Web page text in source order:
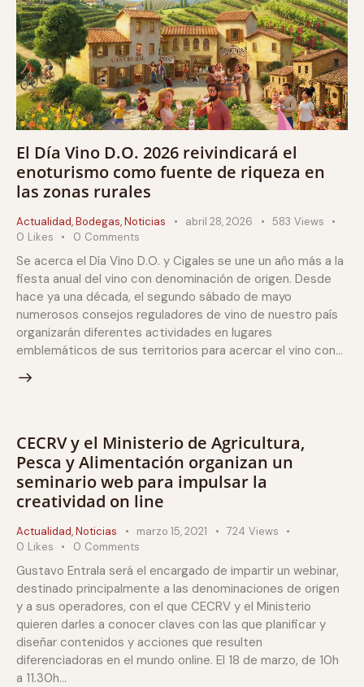
El Día Vino D.O. 2026 reivindicará el
enoturismo como fuente de riqueza en
las zonas rurales
Actualidad,Bodegas,Noticias abril 28, 2026 583 Views
0 Likes 0 Comments
Se acerca el Día Vino D.O. y Cigales se une un año más a la
fiesta anual del vino con denominación de origen. Desde
hace ya una década, el segundo sábado de mayo
numerosos consejos reguladores de vino de nuestro país
organizarán diferentes actividades en lugares
emblemáticos de sus territorios para acercar el vino con…
CECRV y el Ministerio de Agricultura,
Pesca y Alimentación organizan un
seminario web para impulsar la
creatividad on line
Actualidad,Noticias marzo 15, 2021 724 Views
0 Likes 0 Comments
Gustavo Entrala será el encargado de impartir un webinar,
destinado principalmente a las denominaciones de origen
y a sus operadores, con el que CECRV y el Ministerio
quieren darles a conocer claves con las que planificar y
diseñar contenidos y acciones que resulten
diferenciadoras en el mundo online. El 18 de marzo, de 10h
a 11.30h…